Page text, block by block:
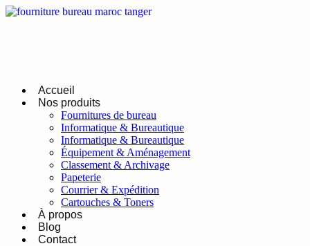
Passer
Accueil
Nos produits
Fournitures de bureau
Informatique & Bureautique
Informatique & Bureautique
Équipement & Aménagement
Classement & Archivage
Papeterie
Courrier & Expédition
Cartouches & Toners
À propos
Blog
Contact